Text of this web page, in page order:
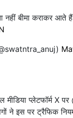
नहीं बीमा कराकर आते
मीडिया प्लेटफॉर्म
ने इस पर ट्रैफिक